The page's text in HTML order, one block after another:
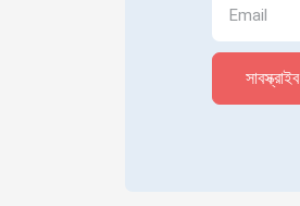
সাবস্ক্রাইব